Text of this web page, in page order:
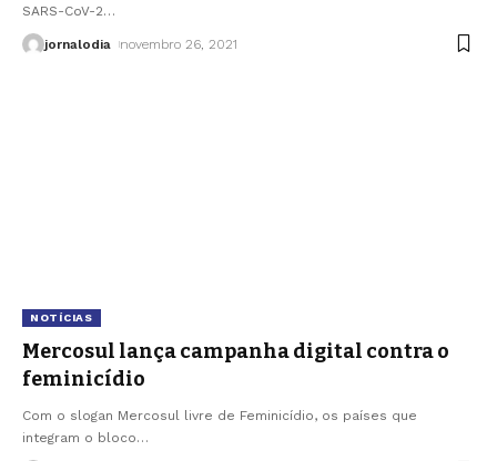
SARS-CoV-2…
jornalodia novembro 26, 2021
NOTÍCIAS
Mercosul lança campanha digital contra o
feminicídio
Com o slogan Mercosul livre de Feminicídio, os países que
integram o bloco…